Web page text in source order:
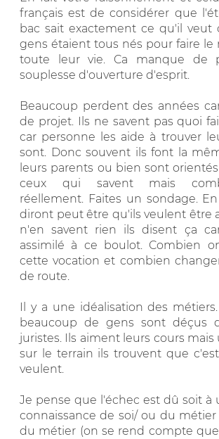
français est de considérer que
bac sait exactement ce qu'il veut
gens étaient tous nés pour faire
toute leur vie. Ca manque de
souplesse d'ouverture d'esprit.
Beaucoup perdent des années
de projet. Ils ne savent pas quoi
car personne les aide à trouver
sont. Donc souvent ils font la
leurs parents ou bien sont
ceux qui savent mais
réellement. Faites un sondage.
diront peut être qu'ils veulent être
n'en savent rien ils disent ça
assimilé à ce boulot. Combien
cette vocation et combien
de route.
Il y a une idéalisation des
beaucoup de gens sont déçus
juristes. Ils aiment leurs cours mais
sur le terrain ils trouvent que
veulent.
Je pense que l'échec est dû soit à
connaissance de soi/ ou du
du métier (on se rend compte